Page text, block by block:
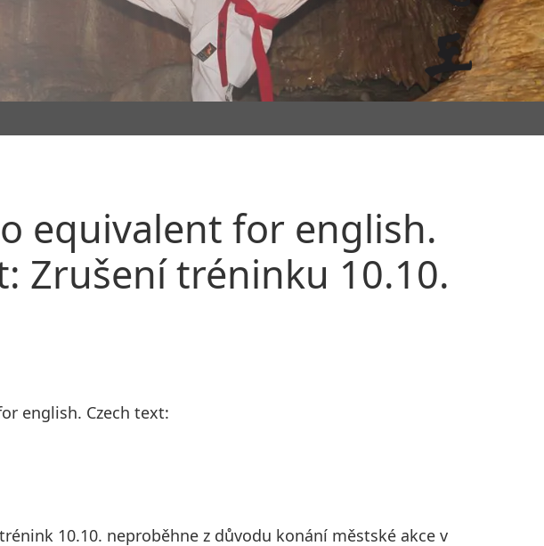
equivalent for english.
Zrušení tréninku 10.10.
english. Czech text:
10.10. neproběhne z důvodu konání městské akce v